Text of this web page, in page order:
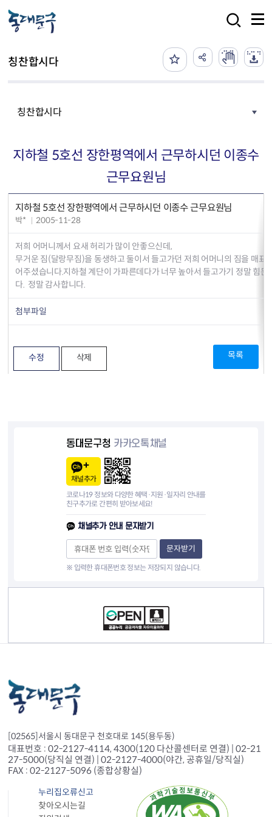
칭찬합시다
칭찬합시다
지하철 5호선 장한평역에서 근무하시던 이종수
근무요원님
지하철 5호선 장한평역에서 근무하시던 이종수 근무요원님
박* 2005-11-28
저희 어머니께서 요새 허리가 많이 안좋으신데,
무거운 짐(달랑무짐)을 동생하고 둘이서 들고가던 저희 어머니의 짐을 매표
어주셨습니다.지하철 계단이 가파른데다가 너무 높아서 들고가기 정말 힘
다. 정말 감사합니다.
첨부파일
수정 삭제 목록
동대문구청 카카오톡채널
채널추가
코로나19 정보와 다양한 혜택·지원·일자리 안내를
친구추가로 간편히 받아보세요!
채널추가 안내 문자받기
문자받기
※ 입력한 휴대폰번호 정보는 저장되지 않습니다.
[02565]서울시 동대문구 천호대로 145(용두동)
대표번호 : 02-2127-4114, 4300(120 다산콜센터로 연결) | 02-21
27-5000(당직실 연결) | 02-2127-4000(야간, 공휴일/당직실)
FAX : 02-2127-5096 (종합상황실)
누리집오류신고
찾아오시는길